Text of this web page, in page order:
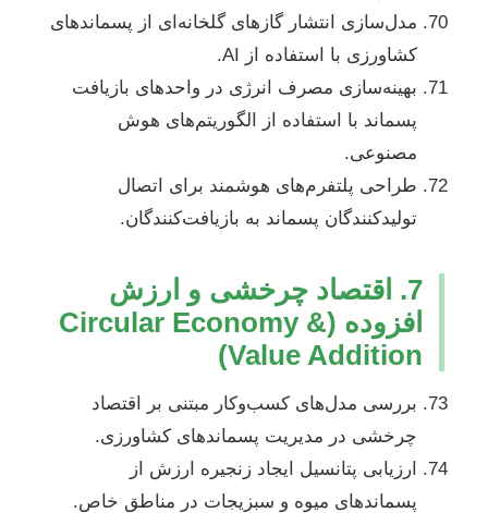
مدل‌سازی انتشار گازهای گلخانه‌ای از پسماندهای
کشاورزی با استفاده از AI.
بهینه‌سازی مصرف انرژی در واحدهای بازیافت
پسماند با استفاده از الگوریتم‌های هوش
مصنوعی.
طراحی پلتفرم‌های هوشمند برای اتصال
تولیدکنندگان پسماند به بازیافت‌کنندگان.
7. اقتصاد چرخشی و ارزش
افزوده (Circular Economy &
Value Addition)
بررسی مدل‌های کسب‌وکار مبتنی بر اقتصاد
چرخشی در مدیریت پسماندهای کشاورزی.
ارزیابی پتانسیل ایجاد زنجیره ارزش از
پسماندهای میوه و سبزیجات در مناطق خاص.